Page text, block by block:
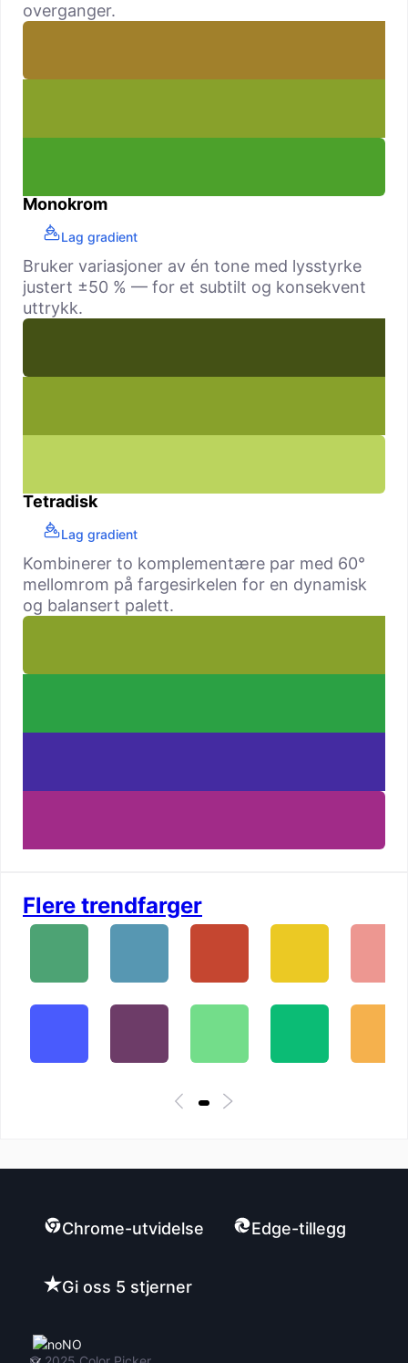
overganger.
Monokrom
Lag gradient
Bruker variasjoner av én tone med lysstyrke
justert ±50 % — for et subtilt og konsekvent
uttrykk.
Tetradisk
Lag gradient
Kombinerer to komplementære par med 60°
mellomrom på fargesirkelen for en dynamisk
og balansert palett.
Flere trendfarger
Chrome-utvidelse Edge-tillegg
Gi oss 5 stjerner
NO